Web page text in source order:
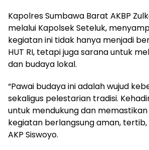
Kapolres Sumbawa Barat AKBP
melalui Kapolsek Seteluk,
kegiatan ini tidak hanya menjadi
HUT RI, tetapi juga sarana untuk
dan budaya lokal.
“Pawai budaya ini adalah wujud
sekaligus pelestarian tradisi.
untuk mendukung dan
kegiatan berlangsung aman, tertib,
AKP Siswoyo.